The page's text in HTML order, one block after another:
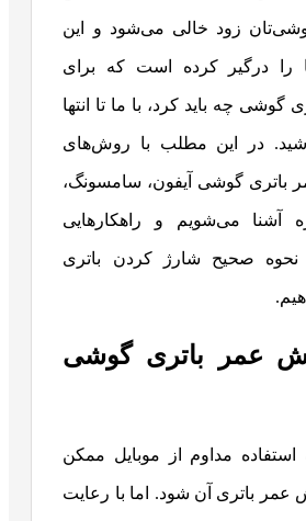
زود خالی می‌شود و این
درگیر کرده است که برای
گوشی چه باید کرد، با ما تا انتها
در این مطلب با روش‌های
باتری گوشی آیفون، سامسونگ،
آشنا می‌شویم و راهکارهایی
نحوه صحیح شارژ کردن باتری
عمر باتری گوشی
مداوم از موبایل ممکن
باتری آن شود. اما با رعایت